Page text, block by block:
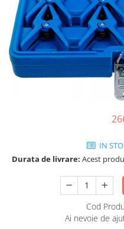
IN
Durata de livrare: Acest
Cod
Ai nevoie de